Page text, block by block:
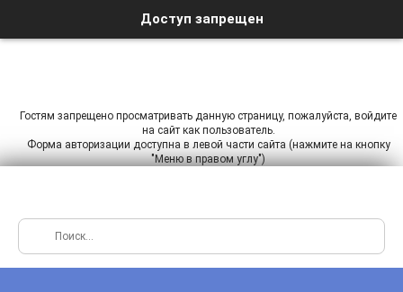
Доступ запрещен
Гостям запрещено просматривать данную страницу, пожалуйста, войдите
на сайт как пользователь.
Форма авторизации доступна в левой части сайта (нажмите на кнопку
"Меню в правом углу")